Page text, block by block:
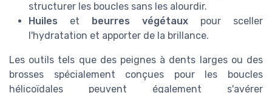
structurer les boucles sans les alourdir.
Huiles et beurres végétaux pour sceller
l'hydratation et apporter de la brillance.
Les outils tels que des peignes à dents larges ou des
brosses spécialement conçues pour les boucles
hélicoïdales peuvent également s'avérer